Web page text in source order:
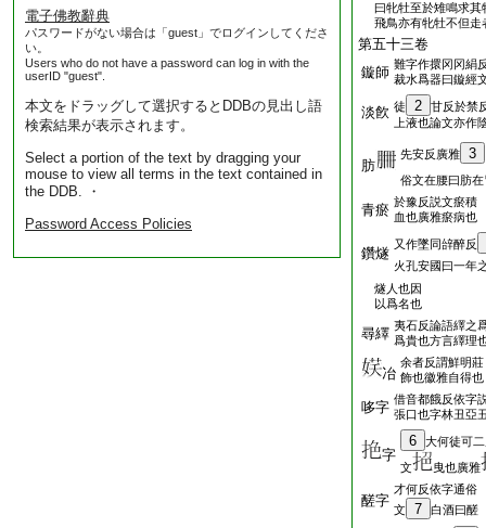
電子佛教辭典
パスワードがない場合は「guest」でログインしてくださ
い。
Users who do not have a password can log in with the
userID "guest".
本文をドラッグして選択するとDDBの見出し語
検索結果が表示されます。
Select a portion of the text by dragging your
mouse to view all terms in the text contained in
the DDB. ・
Password Access Policies
曰牝牡至於雉鳴求其
飛鳥亦有牝牡不但走
第五十三卷
鏇師 難字作擐冈冈絹
裁水爲器曰鏇經
淡飮 徒 2
甘反於禁
上液也論文亦作
肪
先安反廣雅 3
俗文在腰曰肪在
青瘀 於豫反説文瘀積
血也廣雅瘀病也
鑽燧
又作墜同辝醉反
火孔安國曰一年
燧人也因
以爲名也
尋繹 夷石反論語繹之
爲貴也方言繹理
冶
余者反謂鮮明莊
飾也徽雅自得也
哆字 借音都餓反依字
張口也字林丑亞
字
6
大何徒可
文
曳也廣雅
醝字
才何反依字通俗
文
7 白酒曰醝